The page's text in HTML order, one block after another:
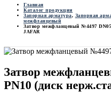
Главная
Каталог продукции
Запорная арматура, Запорная
межфланцевый
Затвор межфланцевый №4497
JAFAR
Затвор
PN10 (диск